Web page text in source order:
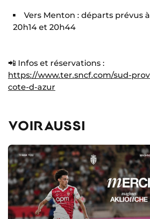
Vers Menton : départs prévus à
20h14 et 20h44
📲 Infos et réservations :
https://www.ter.sncf.com/sud-
cote-d-azur
VOIR AUSSI